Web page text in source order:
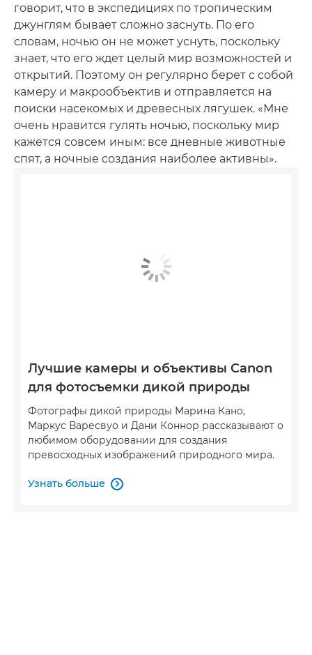
говорит, что в экспедициях по тропическим
джунглям бывает сложно заснуть. По его
словам, ночью он не может уснуть, поскольку
знает, что его ждет целый мир возможностей и
открытий. Поэтому он регулярно берет с собой
камеру и макрообъектив и отправляется на
поиски насекомых и древесных лягушек. «Мне
очень нравится гулять ночью, поскольку мир
кажется совсем иным: все дневные животные
спят, а ночные создания наиболее активны».
Лучшие камеры и объективы Canon
для фотосъемки дикой природы
Фотографы дикой природы Марина Кано,
Маркус Варесвуо и Дани Коннор рассказывают о
любимом оборудовании для создания
превосходных изображений природного мира.
Узнать больше 